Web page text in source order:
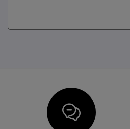
Icon